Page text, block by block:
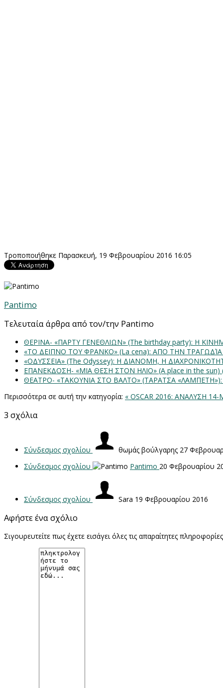
Τροποποιήθηκε Παρασκευή, 19 Φεβρουαρίου 2016 16:05
Pantimo
Τελευταία άρθρα από τον/την Pantimo
ΘΕΡΙΝΑ- «ΠΑΡΤΥ ΓΕΝΕΘΛΙΩΝ» (The birthday party): H
«ΤΟ ΔΕΙΠΝΟ ΤΟΥ ΦΡΑΝΚΟ» (La cena): ΑΠΟ ΤΗΝ
«ΟΔΥΣΣΕΙΑ» (The Odyssey): Η ΔΙΑΝΟΜΗ, Η
ΕΠΑΝΕΚΔΟΣΗ- «ΜΙΑ ΘΕΣΗ ΣΤΟΝ ΗΛΙΟ» (Α place in the
ΘΕΑΤΡΟ- «ΤΑΚΟΥΝΙΑ ΣΤΟ ΒΑΛΤΟ» (ΤΑΡΑΤΣΑ
Περισσότερα σε αυτή την κατηγορία: « OSCAR 2016: ΑΝΑΛΥΣΗ
3 σχόλια
Σύνδεσμος σχολίου θωμάς βούλγαρης 27
Σύνδεσμος σχολίου
Pantimo 20 Φεβρουαρίου
Σύνδεσμος σχολίου Sara 19 Φεβρουαρίου 2016
Αφήστε ένα σχόλιο
Σιγουρευτείτε πως έχετε εισάγει όλες τις απαραίτητες